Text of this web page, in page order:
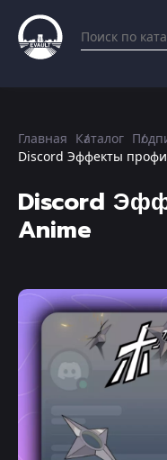
Главная Каталог
Discord Эффекты
Discord
Anime